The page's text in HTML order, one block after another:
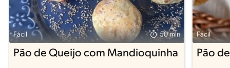
Fácil 50 min
Pão de Queijo com Mandioquinha
Fácil
Pão